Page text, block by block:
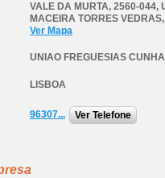
VALE DA MURTA, 2560-044,
MACEIRA TORRES VEDRAS,
Ver Mapa
UNIAO FREGUESIAS
LISBOA
96307... Ver Telefone